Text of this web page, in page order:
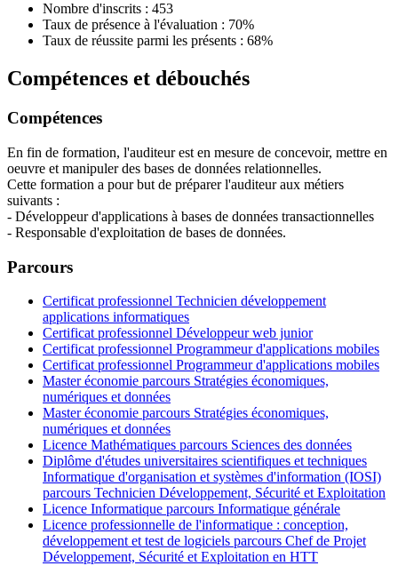
Nombre d'inscrits : 453
Taux de présence à l'évaluation : 70%
Taux de réussite parmi les présents : 68%
Compétences et débouchés
Compétences
En fin de formation, l'auditeur est en mesure de concevoir, mettre en
oeuvre et manipuler des bases de données relationnelles.
Cette formation a pour but de préparer l'auditeur aux métiers
suivants :
- Développeur d'applications à bases de données transactionnelles
- Responsable d'exploitation de bases de données.
Parcours
Certificat professionnel Technicien développement
applications informatiques
Certificat professionnel Développeur web junior
Certificat professionnel Programmeur d'applications mobiles
Certificat professionnel Programmeur d'applications mobiles
Master économie parcours Stratégies économiques,
numériques et données
Master économie parcours Stratégies économiques,
numériques et données
Licence Mathématiques parcours Sciences des données
Diplôme d'études universitaires scientifiques et techniques
Informatique d'organisation et systèmes d'information (IOSI)
parcours Technicien Développement, Sécurité et Exploitation
Licence Informatique parcours Informatique générale
Licence professionnelle de l'informatique : conception,
développement et test de logiciels parcours Chef de Projet
Développement, Sécurité et Exploitation en HTT